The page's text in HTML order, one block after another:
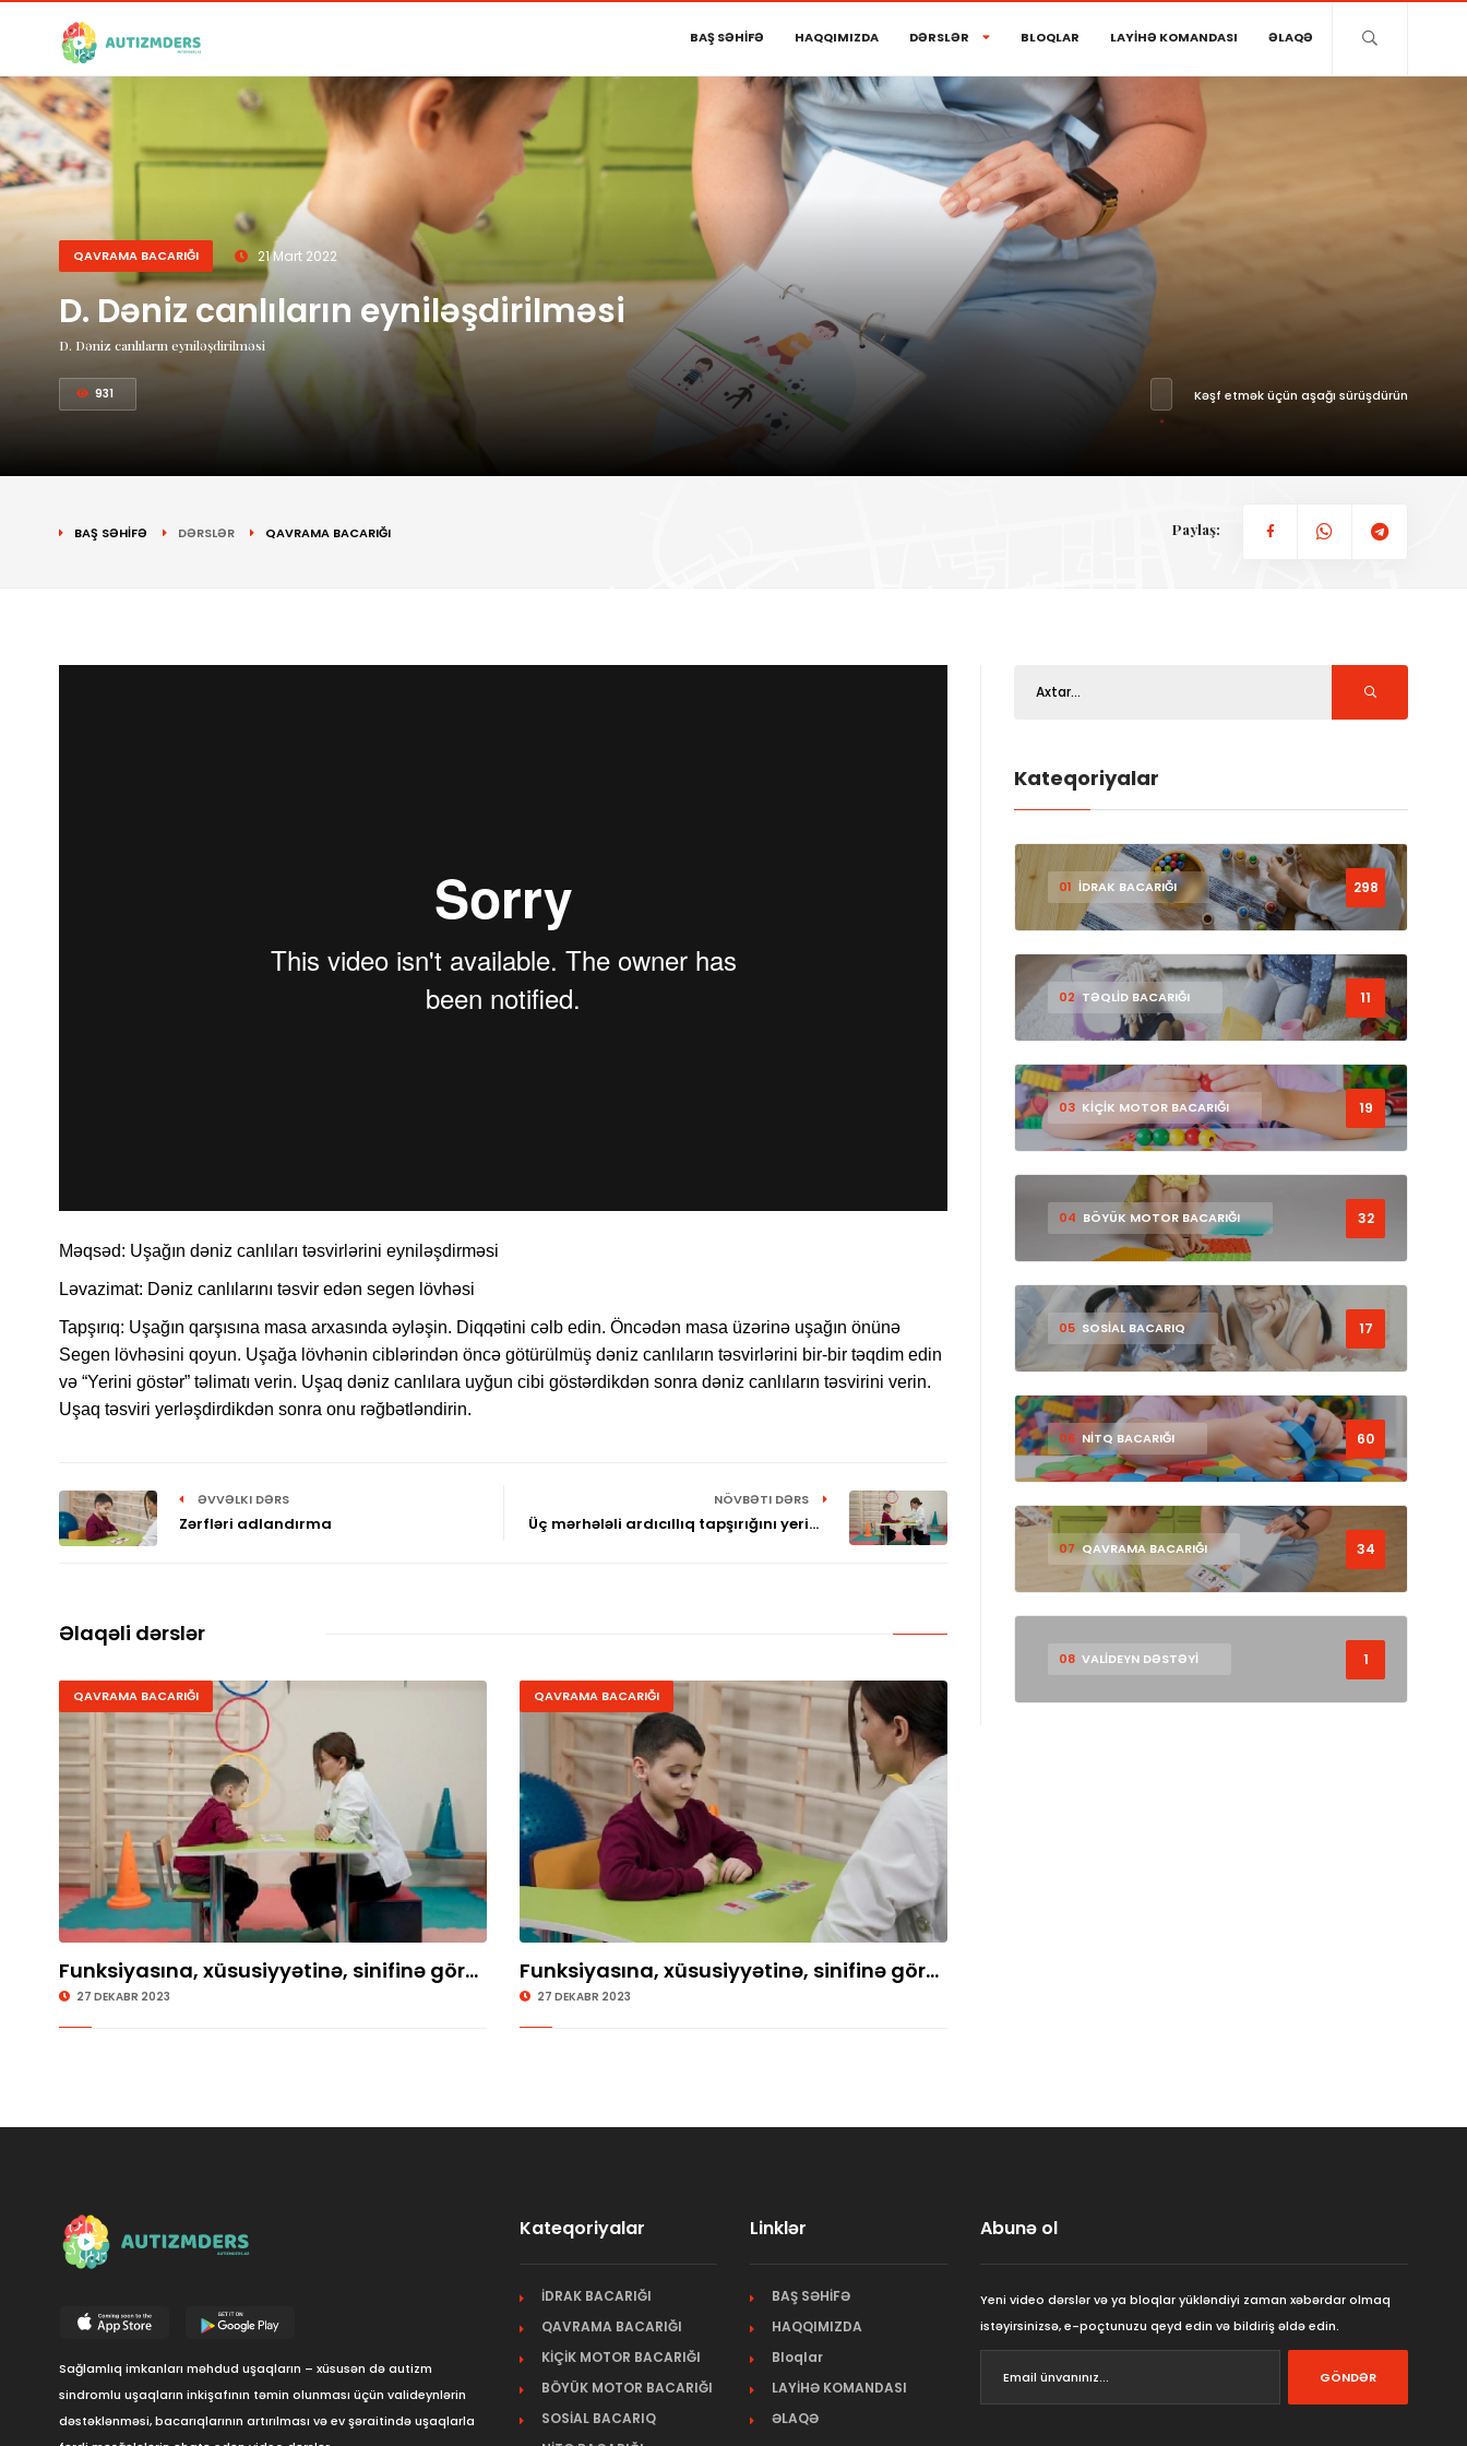
BAŞ SƏHİFƏ HAQQIMIZDA DƏRSLƏR BLOQLAR LAYİHƏ KOMANDASI ƏLAQƏ
QAVRAMA BACARIĞI 21 Mart 2022
D. Dəniz canlıların eyniləşdirilməsi
D. Dəniz canlıların eyniləşdirilməsi
931 Kəşf etmək üçün aşağı sürüşdürün
BAŞ SƏHİFƏ DƏRSLƏR QAVRAMA BACARIĞI Paylaş:
Məqsəd: Uşağın dəniz canlıları təsvirlərini eyniləşdirməsi
Ləvazimat: Dəniz canlılarını təsvir edən segen lövhəsi
Tapşırıq: Uşağın qarşısına masa arxasında əyləşin. Diqqətini cəlb edin. Öncədən masa üzərinə uşağın önünə
Segen lövhəsini qoyun. Uşağa lövhənin ciblərindən öncə götürülmüş dəniz canlıların təsvirlərini bir-bir təqdim edin
və “Yerini göstər” təlimatı verin. Uşaq dəniz canlılara uyğun cibi göstərdikdən sonra dəniz canlıların təsvirini verin.
Uşaq təsviri yerləşdirdikdən sonra onu rəğbətləndirin.
ƏVVƏLKI DƏRS
Zərfləri adlandırma
NÖVBƏTI DƏRS
Üç mərhələli ardıcıllıq tapşırığını yerinə
Əlaqəli dərslər
QAVRAMA BACARIĞI
Funksiyasına, xüsusiyyətinə, sinifinə görə
əşyanı seçmə
27 DEKABR 2023
QAVRAMA BACARIĞI
Funksiyasına, xüsusiyyətinə, sinifinə görə
sualları cavablandırma
27 DEKABR 2023
Kateqoriyalar
01 İDRAK BACARIĞI 298
02 TƏQLİD BACARIĞI 11
03 KİÇİK MOTOR BACARIĞI 19
04 BÖYÜK MOTOR BACARIĞI 32
05 SOSİAL BACARIQ 17
06 NİTQ BACARIĞI 60
07 QAVRAMA BACARIĞI 34
08 VALİDEYN DƏSTƏYİ 1
Sağlamlıq imkanları məhdud uşaqların – xüsusən də autizm
sindromlu uşaqların inkişafının təmin olunması üçün valideynlərin
dəstəklənməsi, bacarıqlarının artırılması və ev şəraitində uşaqlarla
Kateqoriyalar
İDRAK BACARIĞI
QAVRAMA BACARIĞI
KİÇİK MOTOR BACARIĞI
BÖYÜK MOTOR BACARIĞI
SOSİAL BACARIQ
Linklər
BAŞ SƏHİFƏ
HAQQIMIZDA
Bloqlar
LAYİHƏ KOMANDASI
ƏLAQƏ
Abunə ol
Yeni video dərslər və ya bloqlar yükləndiyi zaman xəbərdar olmaq
istəyirsinizsə, e-poçtunuzu qeyd edin və bildiriş əldə edin.
GÖNDƏR